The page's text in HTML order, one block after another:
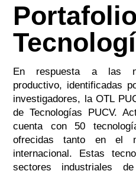
En respuesta a las
productivo, identificadas
investigadores, la OTL
de Tecnologías PUCV.
cuenta con 50
ofrecidas tanto en el
internacional. Estas
sectores industriales